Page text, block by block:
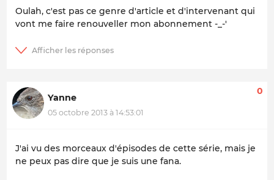
Oulah, c'est pas ce genre d'article et d'intervenant qui
vont me faire renouveller mon abonnement -_-'
Yanne
05 octobre 2013 à 14:53:01
0
J'ai vu des morceaux d'épisodes de cette série, mais je
ne peux pas dire que je suis une fana.